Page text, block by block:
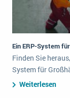
Ein ERP-System
Finden Sie
System für
Weiterlesen